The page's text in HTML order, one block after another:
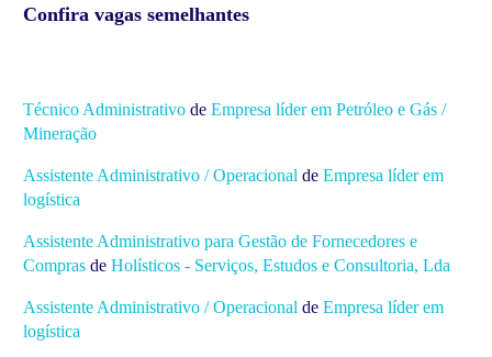
Confira vagas semelhantes
Técnico Administrativo de Empresa líder em Petróleo e Gás /
Mineração
Assistente Administrativo / Operacional de Empresa líder em
logística
Assistente Administrativo para Gestão de Fornecedores e
Compras de Holísticos - Serviços, Estudos e Consultoria, Lda
Assistente Administrativo / Operacional de Empresa líder em
logística